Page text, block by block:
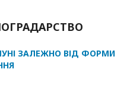
ЗАЛЕЖНО ВІД ФОРМИ